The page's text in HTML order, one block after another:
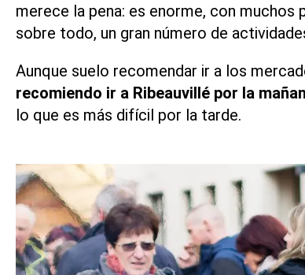
merece la pena: es enorme, con
sobre todo, un gran número de
Aunque suelo recomendar ir a los
recomiendo ir a Ribeauvillé por la
lo que es más difícil por la tarde.